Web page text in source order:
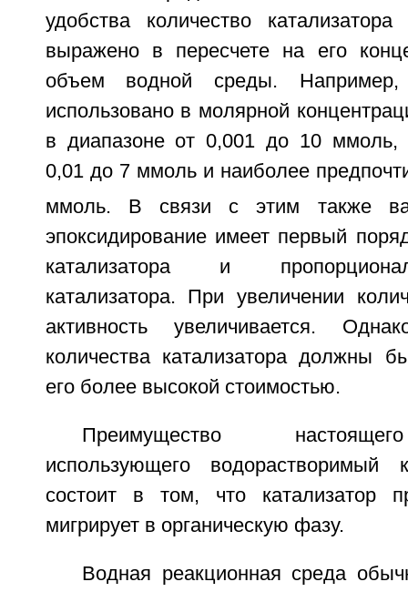
удобства количество
выражено в пересчете на его
объем водной среды.
использовано в молярной
в диапазоне от 0,001 до 10 ммоль,
0,01 до 7 ммоль и наиболее
ммоль. В связи с этим также
эпоксидирование имеет первый
катализатора и
катализатора. При увеличении
активность увеличивается.
количества катализатора должны
его более высокой стоимостью.
Преимущество
использующего водорастворимый
состоит в том, что катализатор
мигрирует в органическую фазу.
Водная реакционная среда